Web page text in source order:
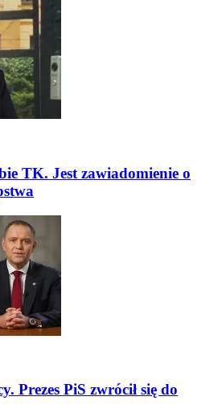
TK. Jest zawiadomienie o
Prezes PiS zwrócił się do